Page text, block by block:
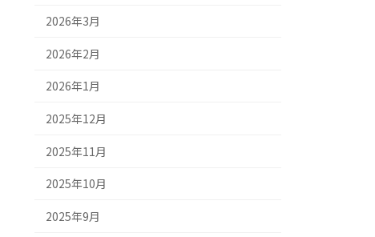
2026年3月
2026年2月
2026年1月
2025年12月
2025年11月
2025年10月
2025年9月